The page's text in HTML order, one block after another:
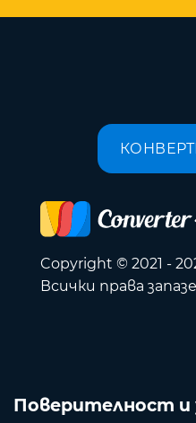
Copyright © 2021 -
Всички права
Поверителност и